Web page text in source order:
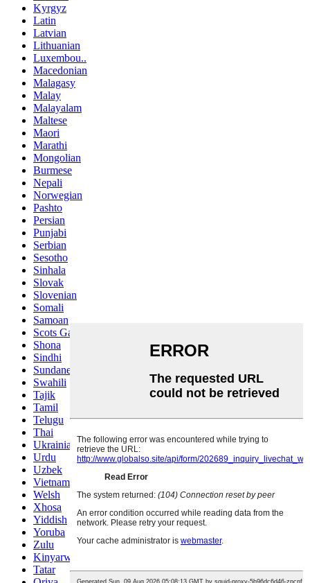
Kyrgyz
Latin
Latvian
Lithuanian
Luxembou..
Macedonian
Malagasy
Malay
Malayalam
Maltese
Maori
Marathi
Mongolian
Burmese
Nepali
Norwegian
Pashto
Persian
Punjabi
Serbian
Sesotho
Sinhala
Slovak
Slovenian
Somali
Samoan
Scots Gaelic
Shona
Sindhi
Sundanese
Swahili
Tajik
Tamil
Telugu
Thai
Ukrainian
Urdu
Uzbek
Vietnamese
Welsh
Xhosa
Yiddish
Yoruba
Zulu
Kinyarwanda
Tatar